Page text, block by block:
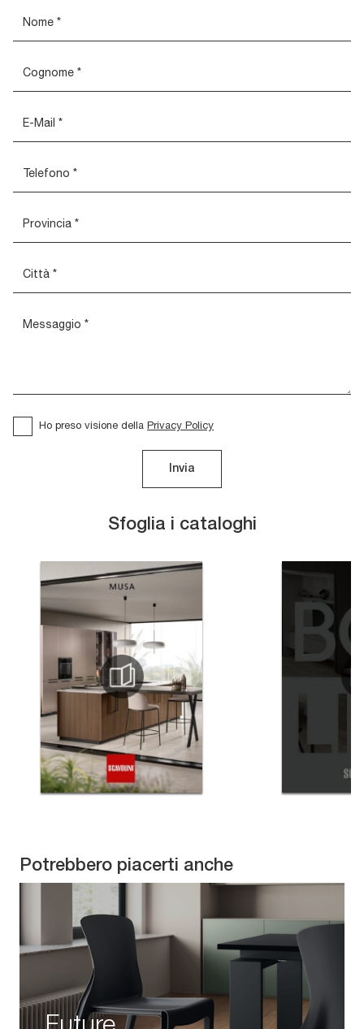
Sfoglia i cataloghi
Ho preso visione della Privacy Policy
Invia
Potrebbero piacerti anche